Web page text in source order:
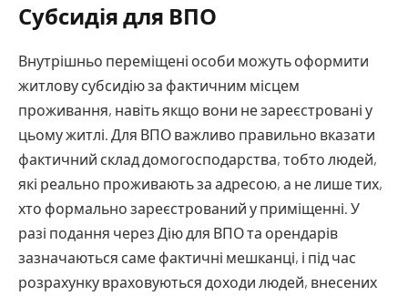
Субсидія для ВПО
Внутрішньо переміщені особи можуть оформити
житлову субсидію за фактичним місцем
проживання, навіть якщо вони не зареєстровані у
цьому житлі. Для ВПО важливо правильно вказати
фактичний склад домогосподарства, тобто людей,
які реально проживають за адресою, а не лише тих,
хто формально зареєстрований у приміщенні. У
разі подання через Дію для ВПО та орендарів
зазначаються саме фактичні мешканці, і під час
розрахунку враховуються доходи людей, внесених